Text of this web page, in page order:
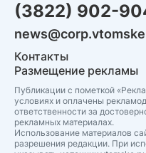
(3822) 902-
Контакты
Размещение рекламы
Публикации с пометкой
условиях и оплачены
ответственности за
рекламных материалах.
Использование материалов
разрешения редакции. При